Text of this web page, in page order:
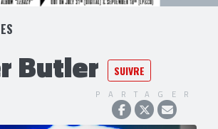
Butler SUIVRE
PARTAGER